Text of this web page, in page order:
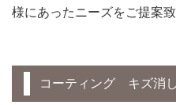
様にあったニーズを
コーティング キズ消し